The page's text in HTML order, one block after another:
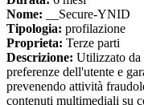
Nome: __Secure-YNID
Tipologia: profilazione
Proprieta: Terze parti
Descrizione: Utilizzato da
preferenze dell'utente e
prevenendo attività
contenuti multimediali su